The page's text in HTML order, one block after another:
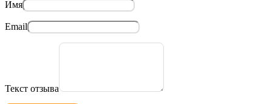
Имя
Email
Текст отзыва